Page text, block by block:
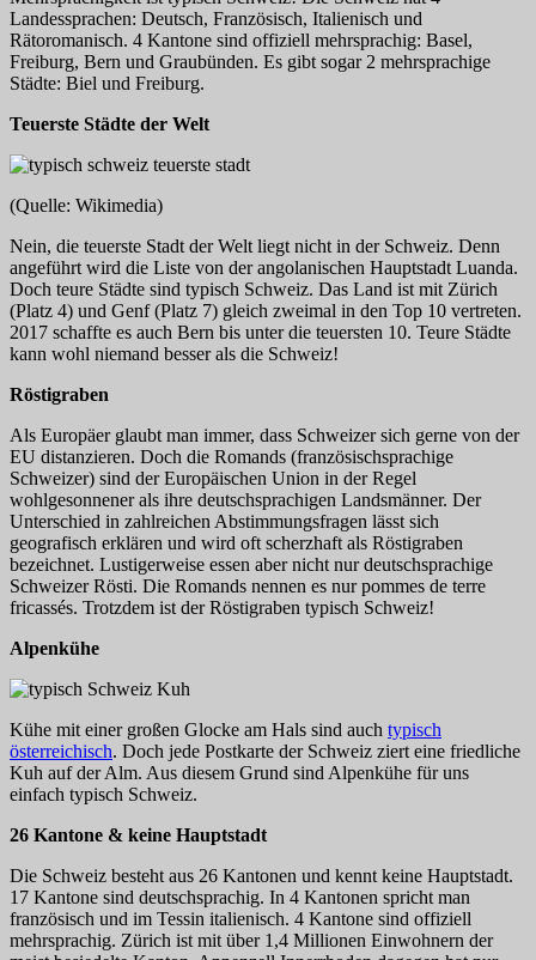
Landessprachen: Deutsch, Französisch, Italienisch und
Rätoromanisch. 4 Kantone sind offiziell mehrsprachig: Basel,
Freiburg, Bern und Graubünden. Es gibt sogar 2 mehrsprachige
Städte: Biel und Freiburg.
Teuerste Städte der Welt
(Quelle: Wikimedia)
Nein, die teuerste Stadt der Welt liegt nicht in der Schweiz. Denn
angeführt wird die Liste von der angolanischen Hauptstadt Luanda.
Doch teure Städte sind typisch Schweiz. Das Land ist mit Zürich
(Platz 4) und Genf (Platz 7) gleich zweimal in den Top 10 vertreten.
2017 schaffte es auch Bern bis unter die teuersten 10. Teure Städte
kann wohl niemand besser als die Schweiz!
Röstigraben
Als Europäer glaubt man immer, dass Schweizer sich gerne von der
EU distanzieren. Doch die Romands (französischsprachige
Schweizer) sind der Europäischen Union in der Regel
wohlgesonnener als ihre deutschsprachigen Landsmänner. Der
Unterschied in zahlreichen Abstimmungsfragen lässt sich
geografisch erklären und wird oft scherzhaft als Röstigraben
bezeichnet. Lustigerweise essen aber nicht nur deutschsprachige
Schweizer Rösti. Die Romands nennen es nur pommes de terre
fricassés. Trotzdem ist der Röstigraben typisch Schweiz!
Alpenkühe
Kühe mit einer großen Glocke am Hals sind auch typisch
österreichisch. Doch jede Postkarte der Schweiz ziert eine friedliche
Kuh auf der Alm. Aus diesem Grund sind Alpenkühe für uns
einfach typisch Schweiz.
26 Kantone & keine Hauptstadt
Die Schweiz besteht aus 26 Kantonen und kennt keine Hauptstadt.
17 Kantone sind deutschsprachig. In 4 Kantonen spricht man
französisch und im Tessin italienisch. 4 Kantone sind offiziell
mehrsprachig. Zürich ist mit über 1,4 Millionen Einwohnern der